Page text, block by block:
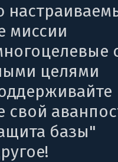
миссии
целями
свой
базы"